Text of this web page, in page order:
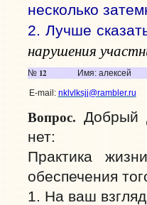
несколько
2. Лучше
нарушения
№12
Имя: алексей
E-mail: nklvlksjj@rambler.ru
Вопрос. Добрый
нет:
Практика
обеспечения
1. На ваш